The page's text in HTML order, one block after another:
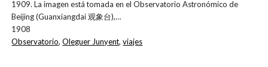
1909. La imagen está tomada en el Observatorio Astronómico de
Beijing (Guanxiangdai 观象台),…
1908
Observatorio,Oleguer Junyent,viajes